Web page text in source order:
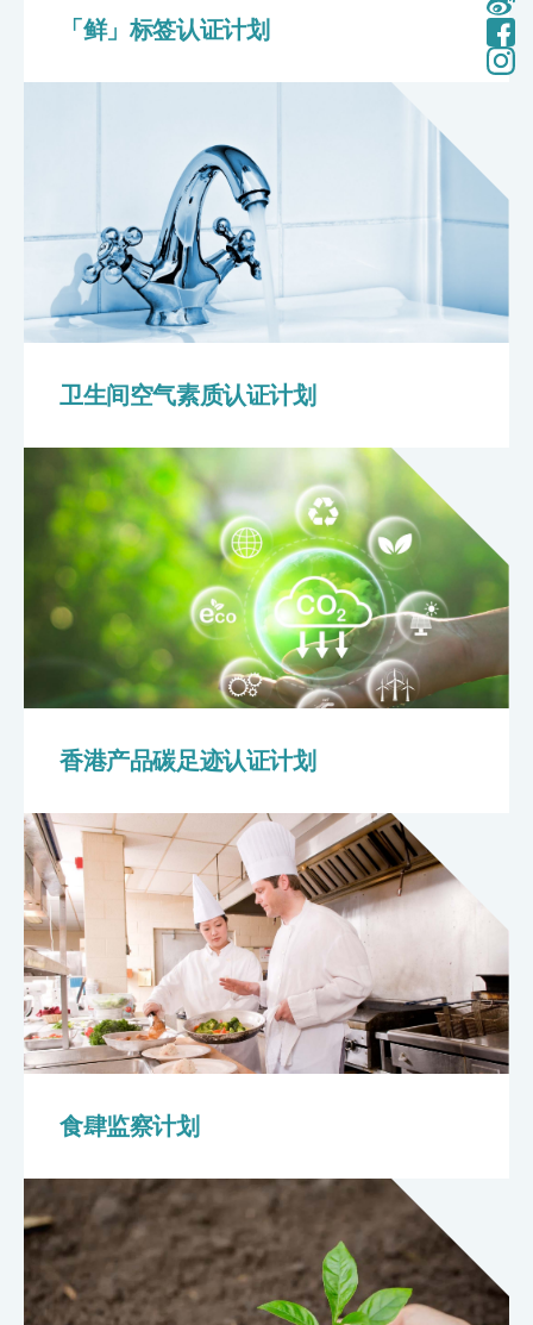
「鲜」标签认证计划
卫生间空气素质认证计划
香港产品碳足迹认证计划
食肆监察计划